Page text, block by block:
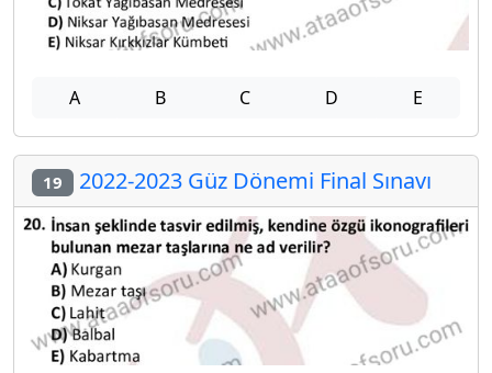
A B C D E
19 2022-2023 Güz Dönemi Final Sınavı